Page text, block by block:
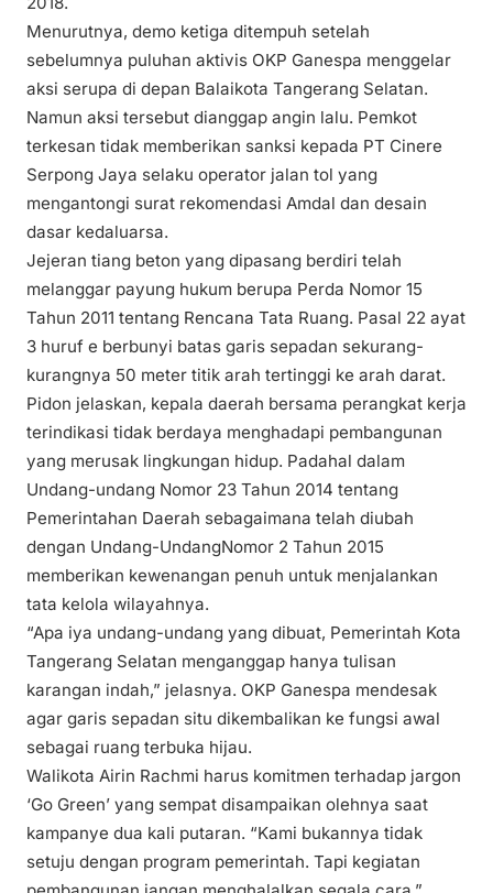
Menurutnya, demo ketiga ditempuh setelah
sebelumnya puluhan aktivis OKP Ganespa menggelar
aksi serupa di depan Balaikota Tangerang Selatan.
Namun aksi tersebut dianggap angin lalu. Pemkot
terkesan tidak memberikan sanksi kepada PT Cinere
Serpong Jaya selaku operator jalan tol yang
mengantongi surat rekomendasi Amdal dan desain
dasar kedaluarsa.
Jejeran tiang beton yang dipasang berdiri telah
melanggar payung hukum berupa Perda Nomor 15
Tahun 2011 tentang Rencana Tata Ruang. Pasal 22 ayat
3 huruf e berbunyi batas garis sepadan sekurang-
kurangnya 50 meter titik arah tertinggi ke arah darat.
Pidon jelaskan, kepala daerah bersama perangkat kerja
terindikasi tidak berdaya menghadapi pembangunan
yang merusak lingkungan hidup. Padahal dalam
Undang-undang Nomor 23 Tahun 2014 tentang
Pemerintahan Daerah sebagaimana telah diubah
dengan Undang-UndangNomor 2 Tahun 2015
memberikan kewenangan penuh untuk menjalankan
tata kelola wilayahnya.
“Apa iya undang-undang yang dibuat, Pemerintah Kota
Tangerang Selatan menganggap hanya tulisan
karangan indah,” jelasnya. OKP Ganespa mendesak
agar garis sepadan situ dikembalikan ke fungsi awal
sebagai ruang terbuka hijau.
Walikota Airin Rachmi harus komitmen terhadap jargon
‘Go Green’ yang sempat disampaikan olehnya saat
kampanye dua kali putaran. “Kami bukannya tidak
setuju dengan program pemerintah. Tapi kegiatan